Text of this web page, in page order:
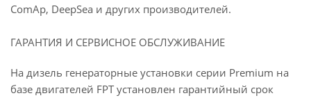
ComAp, DeepSea и других производителей.
ГАРАНТИЯ И СЕРВИСНОЕ ОБСЛУЖИВАНИЕ
На дизель генераторные установки серии Premium на
базе двигателей FPT установлен гарантийный срок